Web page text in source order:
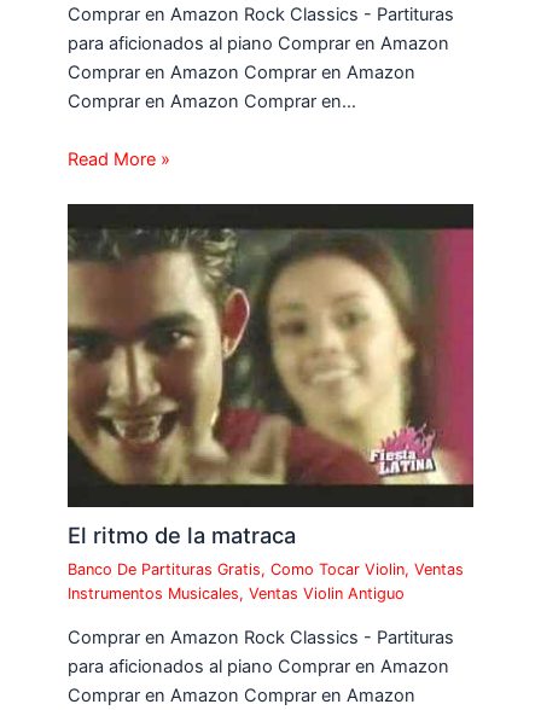
Comprar en Amazon Rock Classics - Partituras
para aficionados al piano Comprar en Amazon
Comprar en Amazon Comprar en Amazon
Comprar en Amazon Comprar en…
Read More »
El ritmo de la matraca
Banco De Partituras Gratis,Como Tocar Violin,Ventas
Instrumentos Musicales,Ventas Violin Antiguo
Comprar en Amazon Rock Classics - Partituras
para aficionados al piano Comprar en Amazon
Comprar en Amazon Comprar en Amazon